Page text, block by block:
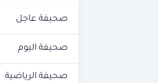
صحيفة عاجل
صحيفة اليوم
صحيفة الرياضية